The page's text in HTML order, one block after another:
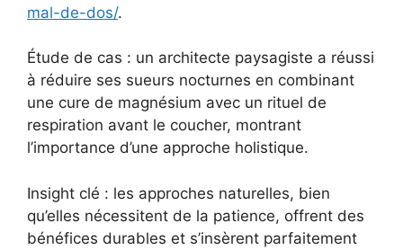
mal-de-dos/.
Étude de cas : un architecte paysagiste a réussi
à réduire ses sueurs nocturnes en combinant
une cure de magnésium avec un rituel de
respiration avant le coucher, montrant
l’importance d’une approche holistique.
Insight clé : les approches naturelles, bien
qu’elles nécessitent de la patience, offrent des
bénéfices durables et s’insèrent parfaitement